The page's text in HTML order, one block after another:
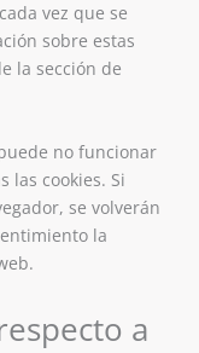
vez que se
sobre estas
la sección de
no funcionar
las cookies. Si
se volverán
la
a